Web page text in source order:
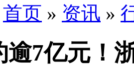
首页 » 资讯 »
逾7亿元！